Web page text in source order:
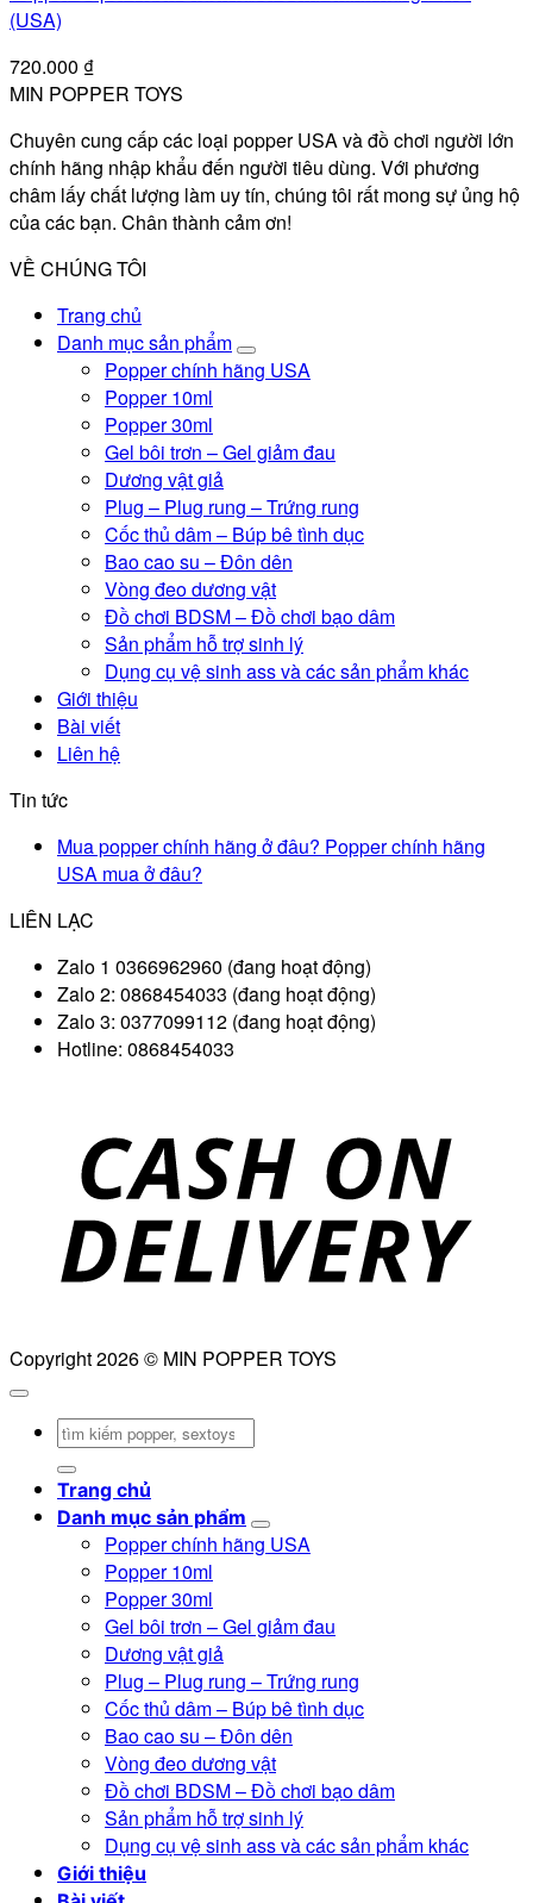
(USA)
720.000 ₫
MIN POPPER TOYS
Chuyên cung cấp các loại popper USA và đồ chơi người lớn
chính hãng nhập khẩu đến người tiêu dùng. Với phương
châm lấy chất lượng làm uy tín, chúng tôi rất mong sự ủng hộ
của các bạn. Chân thành cảm ơn!
VỀ CHÚNG TÔI
Trang chủ
Danh mục sản phẩm
Popper chính hãng USA
Popper 10ml
Popper 30ml
Gel bôi trơn – Gel giảm đau
Dương vật giả
Plug – Plug rung – Trứng rung
Cốc thủ dâm – Búp bê tình dục
Bao cao su – Đôn dên
Vòng đeo dương vật
Đồ chơi BDSM – Đồ chơi bạo dâm
Sản phẩm hỗ trợ sinh lý
Dụng cụ vệ sinh ass và các sản phẩm khác
Giới thiệu
Bài viết
Liên hệ
Tin tức
Mua popper chính hãng ở đâu? Popper chính hãng
USA mua ở đâu?
LIÊN LẠC
Zalo 1 0366962960 (đang hoạt động)
Zalo 2: 0868454033 (đang hoạt động)
Zalo 3: 0377099112 (đang hoạt động)
Hotline: 0868454033
Copyright 2026 © MIN POPPER TOYS
Tìm
Trang chủ
Danh mục sản phẩm
Popper chính hãng USA
Popper 10ml
Popper 30ml
Gel bôi trơn – Gel giảm đau
Dương vật giả
Plug – Plug rung – Trứng rung
Cốc thủ dâm – Búp bê tình dục
Bao cao su – Đôn dên
Vòng đeo dương vật
Đồ chơi BDSM – Đồ chơi bạo dâm
Sản phẩm hỗ trợ sinh lý
Dụng cụ vệ sinh ass và các sản phẩm khác
Giới thiệu